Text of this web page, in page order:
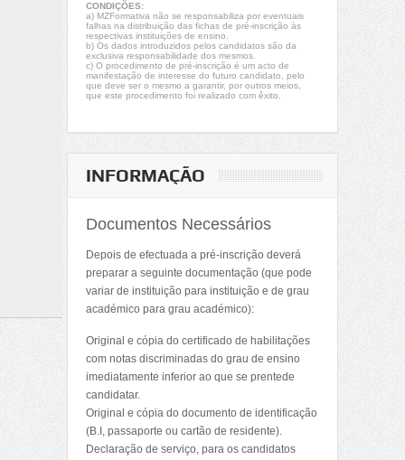
CONDIÇÕES:
a) MZFormativa não se responsabiliza por eventuais
falhas na distribuição das fichas de pré-inscrição às
respectivas instituições de ensino.
b) Os dados introduzidos pelos candidatos são da
exclusiva responsabilidade dos mesmos.
c) O procedimento de pré-inscrição é um acto de
manifestação de interesse do futuro candidato, pelo
que deve ser o mesmo a garantir, por outros meios,
que este procedimento foi realizado com êxito.
INFORMAÇÃO
Documentos Necessários
Depois de efectuada a pré-inscrição deverá
preparar a seguinte documentação (que pode
variar de instituição para instituição e de grau
académico para grau académico):
Original e cópia do certificado de habilitações
com notas discriminadas do grau de ensino
imediatamente inferior ao que se prentede
candidatar.
Original e cópia do documento de identificação
(B.I, passaporte ou cartão de residente).
Declaração de serviço, para os candidatos